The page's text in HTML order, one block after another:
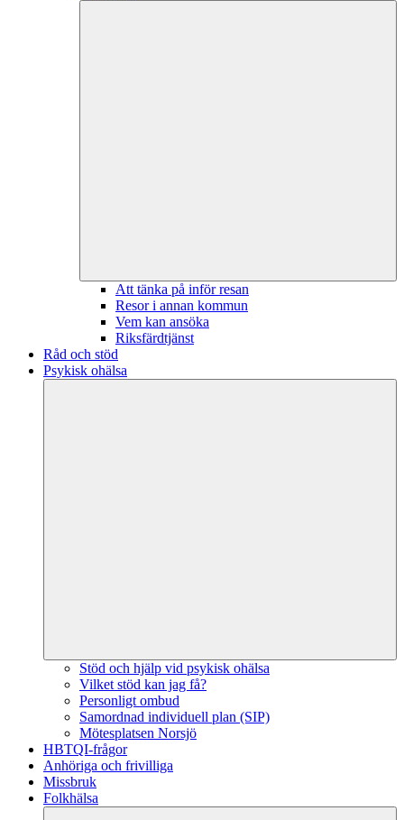
Att tänka på inför resan
Resor i annan kommun
Vem kan ansöka
Riksfärdtjänst
Råd och stöd
Psykisk ohälsa
Stöd och hjälp vid psykisk ohälsa
Vilket stöd kan jag få?
Personligt ombud
Samordnad individuell plan (SIP)
Mötesplatsen Norsjö
HBTQI-frågor
Anhöriga och frivilliga
Missbruk
Folkhälsa